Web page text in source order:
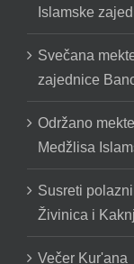
Islamske
Svečana
zajednice
Održano
Medžlisa
Susreti
Živinica i
Večer Kur'ana